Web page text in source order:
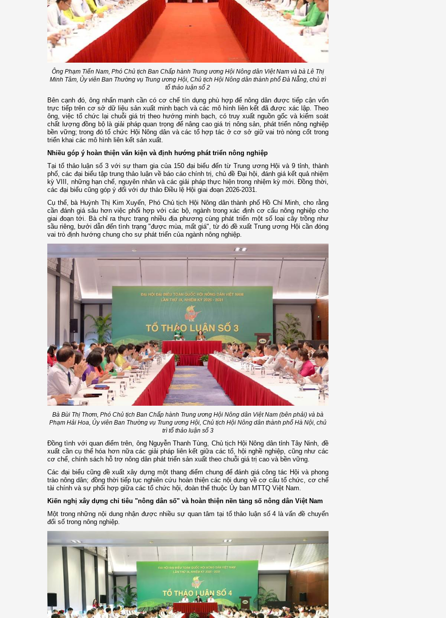
Ông Phạm Tiến Nam, Phó Chủ tịch Ban Chấp hành Trung ương Hội Nông dân Việt Nam và bà Lê Thị
Minh Tâm, Ủy viên Ban Thường vụ Trung ương Hội, Chủ tịch Hội Nông dân thành phố Đà Nẵng, chủ trì
tổ thảo luận số 2
Bên cạnh đó, ông nhấn mạnh cần có cơ chế tín dụng phù hợp để nông dân được tiếp cận vốn
trực tiếp trên cơ sở dữ liệu sản xuất minh bạch và các mô hình liên kết đã được xác lập. Theo
ông, việc tổ chức lại chuỗi giá trị theo hướng minh bạch, có truy xuất nguồn gốc và kiểm soát
chất lượng đồng bộ là giải pháp quan trọng để nâng cao giá trị nông sản, phát triển nông nghiệp
bền vững; trong đó tổ chức Hội Nông dân và các tổ hợp tác ở cơ sở giữ vai trò nòng cốt trong
triển khai các mô hình liên kết sản xuất.
Nhiều góp ý hoàn thiện văn kiện và định hướng phát triển nông nghiệp
Tại tổ thảo luận số 3 với sự tham gia của 150 đại biểu đến từ Trung ương Hội và 9 tỉnh, thành
phố, các đại biểu tập trung thảo luận về báo cáo chính trị, chủ đề Đại hội, đánh giá kết quả nhiệm
kỳ VIII, những hạn chế, nguyên nhân và các giải pháp thực hiện trong nhiệm kỳ mới. Đồng thời,
các đại biểu cũng góp ý đối với dự thảo Điều lệ Hội giai đoạn 2026-2031.
Cụ thể, bà Huỳnh Thị Kim Xuyến, Phó Chủ tịch Hội Nông dân thành phố Hồ Chí Minh, cho rằng
cần đánh giá sâu hơn việc phối hợp với các bộ, ngành trong xác định cơ cấu nông nghiệp cho
giai đoạn tới. Bà chỉ ra thực trạng nhiều địa phương cùng phát triển một số loại cây trồng như
sầu riêng, bưởi dẫn đến tình trạng "được mùa, mất giá", từ đó đề xuất Trung ương Hội cần đóng
vai trò định hướng chung cho sự phát triển của ngành nông nghiệp.
Bà Bùi Thị Thơm, Phó Chủ tịch Ban Chấp hành Trung ương Hội Nông dân Việt Nam (bên phải) và bà
Phạm Hải Hoa, Ủy viên Ban Thường vụ Trung ương Hội, Chủ tịch Hội Nông dân thành phố Hà Nội, chủ
trì tổ thảo luận số 3
Đồng tình với quan điểm trên, ông Nguyễn Thanh Tùng, Chủ tịch Hội Nông dân tỉnh Tây Ninh, đề
xuất cần cụ thể hóa hơn nữa các giải pháp liên kết giữa các tổ, hội nghề nghiệp, cũng như các
cơ chế, chính sách hỗ trợ nông dân phát triển sản xuất theo chuỗi giá trị cao và bền vững.
Các đại biểu cũng đề xuất xây dựng một thang điểm chung để đánh giá công tác Hội và phong
trào nông dân; đồng thời tiếp tục nghiên cứu hoàn thiện các nội dung về cơ cấu tổ chức, cơ chế
tài chính và sự phối hợp giữa các tổ chức hội, đoàn thể thuộc Ủy ban MTTQ Việt Nam.
Kiến nghị xây dựng chỉ tiêu "nông dân số" và hoàn thiện nền tảng số nông dân Việt Nam
Một trong những nội dung nhận được nhiều sự quan tâm tại tổ thảo luận số 4 là vấn đề chuyển
đổi số trong nông nghiệp.